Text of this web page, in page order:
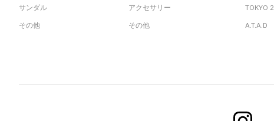
サンダル
その他
アクセサリー
その他
TOKYO
A.T.A.D